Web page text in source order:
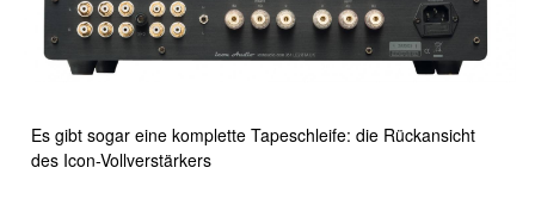
Es gibt sogar eine komplette Tapeschleife: die Rückansicht
des Icon-Vollverstärkers